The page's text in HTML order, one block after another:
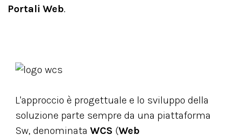
Portali Web.
L'approccio è progettuale e lo sviluppo della
soluzione parte sempre da una piattaforma
Sw, denominata WCS (Web